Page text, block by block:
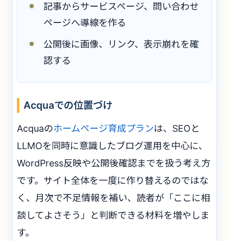
記事からサービスページ、問い合わせ
ページへ導線を作る
公開後に画像、リンク、表示崩れを確
認する
Acquaでの位置づけ
Acquaのホームページ育成プランは、SEOと
LLMOを同時に意識したブログ運用を中心に、
WordPress反映や公開後確認までを扱う考え方
です。サイト全体を一度に作り替えるのではな
く、月次で不足情報を補い、読者が「ここに相
談してよさそう」と判断できる材料を増やしま
す。